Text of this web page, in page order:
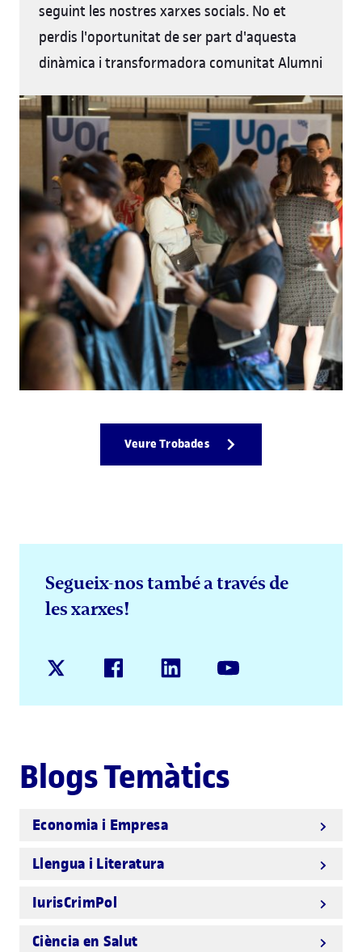
seguint les nostres xarxes socials. No et
perdis l'oportunitat de ser part d'aquesta
dinàmica i transformadora comunitat Alumni
Veure Trobades
Segueix-nos també a través de
les xarxes!
Blogs Temàtics
Economia i Empresa
Llengua i Literatura
IurisCrimPol
Ciència en Salut